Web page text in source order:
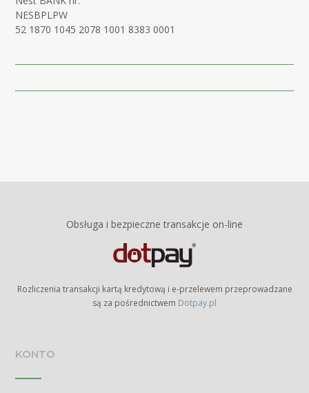
NESBPLPW
52 1870 1045 2078 1001 8383 0001
Obsługa i bezpieczne transakcje on-line
Rozliczenia transakcji kartą kredytową i e-przelewem przeprowadzane
są za pośrednictwem Dotpay.pl
KONTO